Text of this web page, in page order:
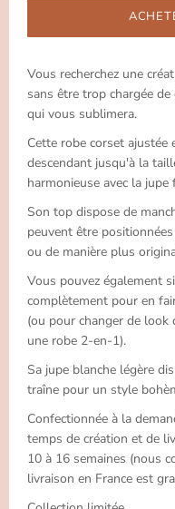
Vous recherchez une
sans être trop chargée
qui vous sublimera.
Cette robe corset ajustée
descendant jusqu'à la
harmonieuse avec la jupe
Son top dispose de
peuvent être
ou de manière plus
Vous pouvez également
complètement pour en
(ou pour changer de
une robe 2-en-1).
Sa jupe blanche légère
traîne pour un style
Confectionnée à la
temps de création et de
10 à 16 semaines (nous
livraison en France est